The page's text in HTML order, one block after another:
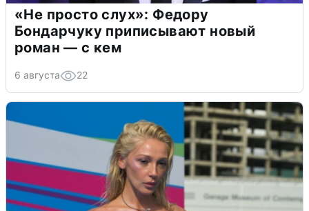
«Не просто слух»: Федору
Бондарчуку приписывают новый
роман — с кем
6 августа 22